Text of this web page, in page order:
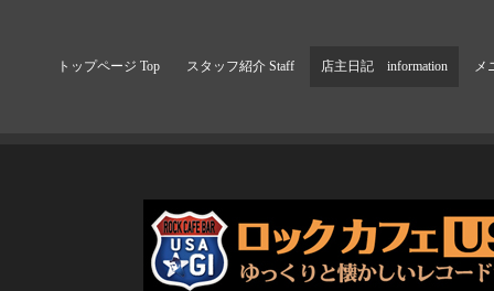
トップページ Top スタッフ紹介 Staff 店主日記 information メ